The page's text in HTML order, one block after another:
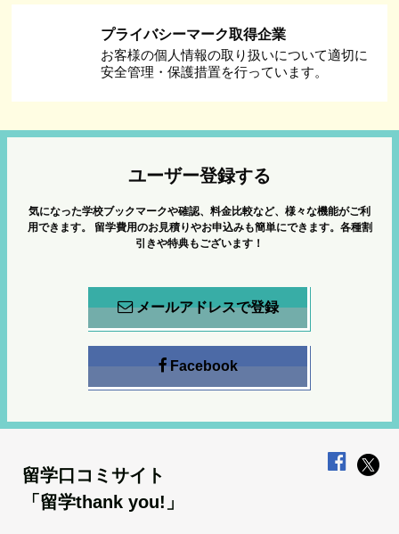
プライバシーマーク取得企業
お客様の個人情報の取り扱いについて適切に
安全管理・保護措置を行っています。
ユーザー登録する
気になった学校ブックマークや確認、料金比較など、様々な機能がご利
用できます。
留学費用のお見積りやお申込みも簡単にできます。各種割
引きや特典もございます！
メールアドレスで登録
Facebook
留学口コミサイト
「留学thank you!」